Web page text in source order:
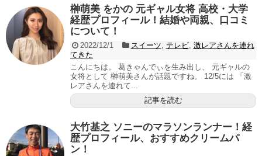
榊萌美 をかの 元ギャル女将 高校・大学
経歴プロフィール！結婚や両親、口コミ
について！
2022/12/1 スイーツ, テレビ, 激レアさんを連れ
てきた
こんにちは。 葛きゃんでぃを生み出し、 元ギャルの
女将として 榊萌美さんが話題ですね。 12/5には 「激
レアさんを連れて...
記事を読む
大竹基之 ソニーのマラソンランナー！経
歴プロフィール、おすすめクリームパ
ン！